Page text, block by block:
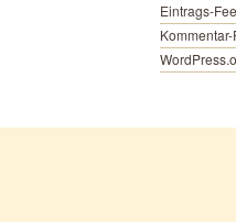
Eintrags-